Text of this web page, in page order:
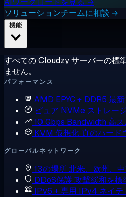
ソリューションチームに相談 →
すべての Cloudzy サーバーの標
ません。
パフォーマンス
AMD EPYC + DDR5 最
ピュア NVMe ストレー
10 Gbps Bandwidth 高
KVM 仮想化真のハード
グローバルネットワーク
13の場所北米、欧州、
DDoS保護攻撃緩和を標
IPv6 + 専用 IPv4 ネイ